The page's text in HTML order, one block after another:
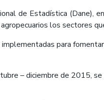
de Estadística
los sectores
para
– diciembre de 2015,